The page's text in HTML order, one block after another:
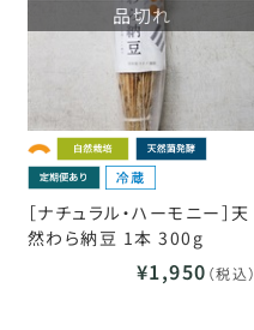
品切れ
［ナチュラル・ハーモニー］天
然わら納豆 1本 300g
¥1,950 （税込）